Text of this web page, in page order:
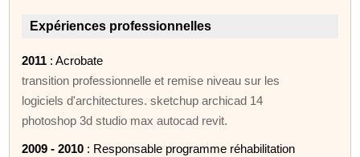
Expériences professionnelles
2011 : Acrobate
transition professionnelle et remise niveau sur les
logiciels d'architectures. sketchup archicad 14
photoshop 3d studio max autocad revit.
2009 - 2010 : Responsable programme réhabilitation